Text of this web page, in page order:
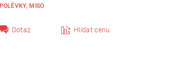
POLÉVKY, MISO
Dotaz Hlídat cenu